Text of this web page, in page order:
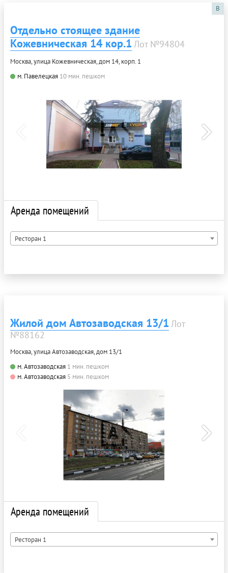
B
Отдельно стоящее здание
Кожевническая 14 кор.1 Лот №94804
Москва, улица Кожевническая, дом 14, корп. 1
м. Павелецкая 10 мин. пешком
Аренда помещений
Ресторан 1
Жилой дом Автозаводская 13/1 Лот
№88162
Москва, улица Автозаводская, дом 13/1
м. Автозаводская 1 мин. пешком
м. Автозаводская 5 мин. пешком
Аренда помещений
Ресторан 1